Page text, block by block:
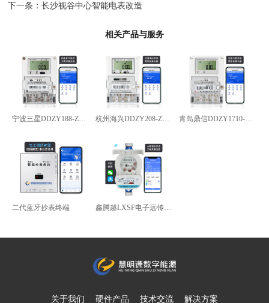
下一条：长沙视谷中心智能电表改造
相关产品与服务
宁波三星DDZY188-Z型4G通讯智能电能表杭州海兴DDZY208-Z型RS485通讯智能电能表
青岛鼎信DDZY1710-Z型单
二代蓝牙抄表终端 鑫腾越LXSF电子远传智能水表
关于我们 硬件产品 技术交流 解决方案